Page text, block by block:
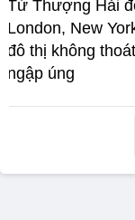
Từ Thượng Hải
London, New
đô thị không
ngập úng